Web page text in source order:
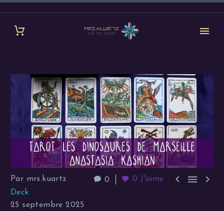
0 0 J'aime   
Par mrs.kuartz
Deck
25 septembre 2025